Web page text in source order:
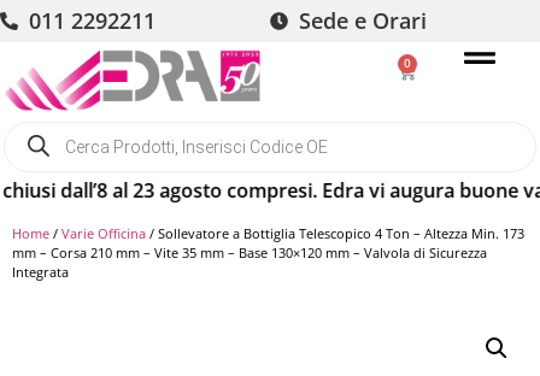
011 2292211 Sede e Orari
0
dall’8 al 23 agosto compresi. Edra vi augura buone
Home / Varie Officina / Sollevatore a Bottiglia Telescopico 4 Ton – Altezza Min. 173
mm – Corsa 210 mm – Vite 35 mm – Base 130×120 mm – Valvola di Sicurezza
Integrata